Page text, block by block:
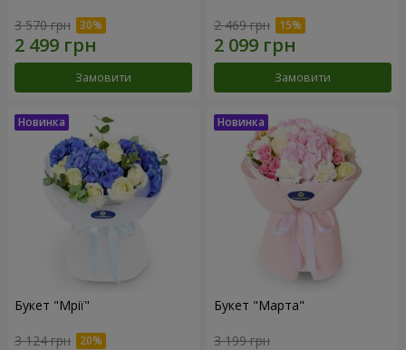
3 570 грн
Замовити
2 469 грн
Замовити
Букет "Мрії"
3 124 грн
Букет "Марта"
3 199 грн